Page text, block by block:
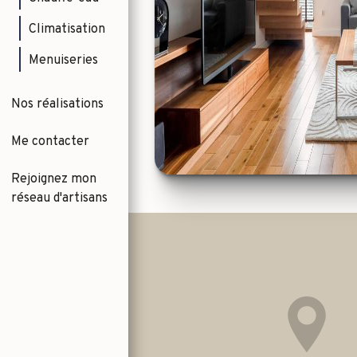
Climatisation
Menuiseries
Nos réalisations
Me contacter
Rejoignez mon
réseau d'artisans